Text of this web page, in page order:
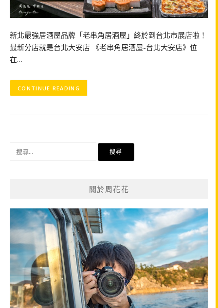
新北最強居酒屋品牌「老串角居酒屋」終於到台北市展店啦！
最新分店就是台北大安店 《老串角居酒屋-台北大安店》位
在…
CONTINUE READING
關於周花花